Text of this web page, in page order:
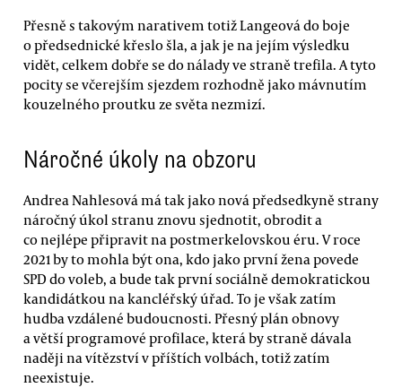
Přesně s takovým narativem totiž Langeová do boje
o předsednické křeslo šla, a jak je na jejím výsledku
vidět, celkem dobře se do nálady ve straně trefila. A tyto
pocity se včerejším sjezdem rozhodně jako mávnutím
kouzelného proutku ze světa nezmizí.
Náročné úkoly na obzoru
Andrea Nahlesová má tak jako nová předsedkyně strany
náročný úkol stranu znovu sjednotit, obrodit a
co nejlépe připravit na postmerkelovskou éru. V roce
2021 by to mohla být ona, kdo jako první žena povede
SPD do voleb, a bude tak první sociálně demokratickou
kandidátkou na kancléřský úřad. To je však zatím
hudba vzdálené budoucnosti. Přesný plán obnovy
a větší programové profilace, která by straně dávala
naději na vítězství v příštích volbách, totiž zatím
neexistuje.